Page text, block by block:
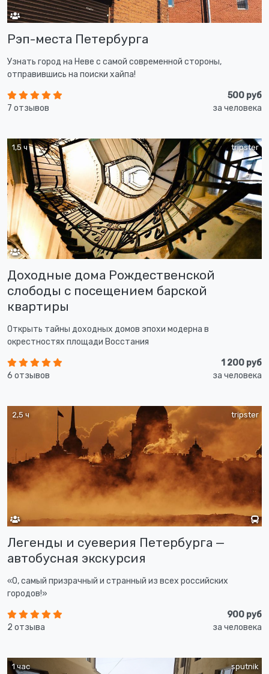
Рэп-места Петербурга
Узнать город на Неве с самой современной стороны,
отправившись на поиски хайпа!
7 отзывов
500 руб
за человека
tripster
1,5 ч
Доходные дома Рождественской
слободы с посещением барской
квартиры
Открыть тайны доходных домов эпохи модерна в
окрестностях площади Восстания
6 отзывов
1 200 руб
за человека
tripster
2,5 ч
Легенды и суеверия Петербурга —
автобусная экскурсия
«О, самый призрачный и странный из всех российских
городов!»
2 отзыва
900 руб
за человека
sputnik
1 час